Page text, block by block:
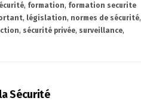
, formation, formation securite
, législation, normes de sécurité,
, sécurité privée, surveillance,
Sécurité